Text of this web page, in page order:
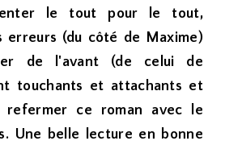
le tout pour le tout,
erreurs (du côté de Maxime)
de l'avant (de celui de
touchants et attachants et
ce roman avec le
Une belle lecture en bonne